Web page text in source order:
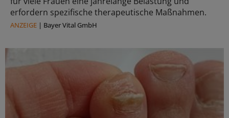
erfordern spezifische therapeutische Maßnahmen.
ANZEIGE | Bayer Vital GmbH